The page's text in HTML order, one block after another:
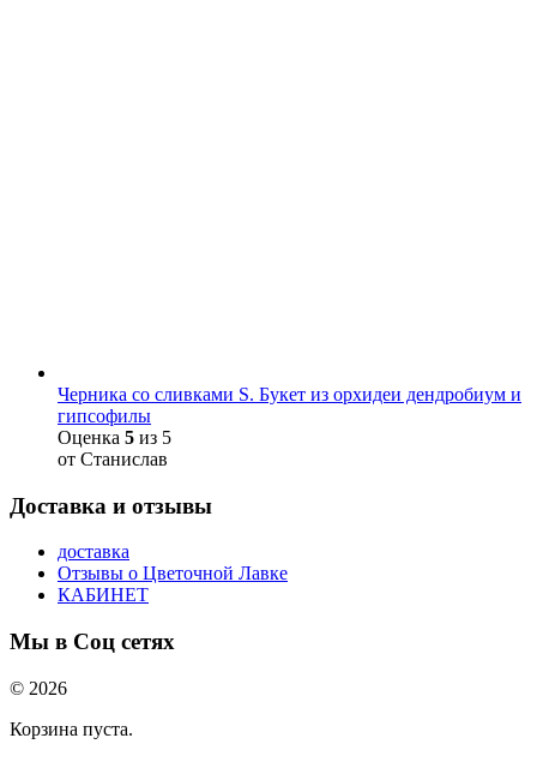
Черника со сливками S. Букет из орхидеи дендробиум и
гипсофилы
Оценка 5 из 5
от Станислав
Доставка и отзывы
доставка
Отзывы о Цветочной Лавке
КАБИНЕТ
Мы в Соц сетях
© 2026
Корзина пуста.